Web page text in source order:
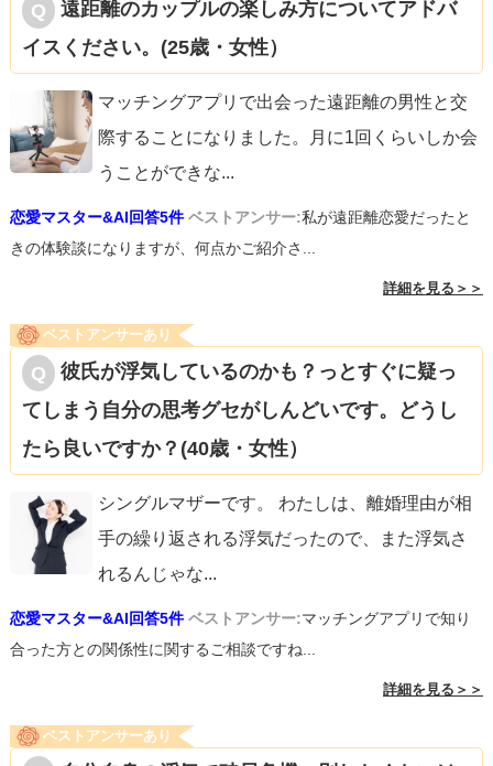
遠距離のカップルの楽しみ方についてアドバ
イスください。(25歳・女性）
マッチングアプリで出会った遠距離の男性と交
際することになりました。月に1回くらいしか会
うことができな...
恋愛マスター&AI回答5件 ベストアンサー:私が遠距離恋愛だったと
きの体験談になりますが、何点かご紹介さ...
詳細を見る＞＞
ベストアンサーあり
彼氏が浮気しているのかも？っとすぐに疑っ
てしまう自分の思考グセがしんどいです。どうし
たら良いですか？(40歳・女性）
シングルマザーです。 わたしは、離婚理由が相
手の繰り返される浮気だったので、また浮気さ
れるんじゃな...
恋愛マスター&AI回答5件 ベストアンサー:マッチングアプリで知り
合った方との関係性に関するご相談ですね...
詳細を見る＞＞
ベストアンサーあり